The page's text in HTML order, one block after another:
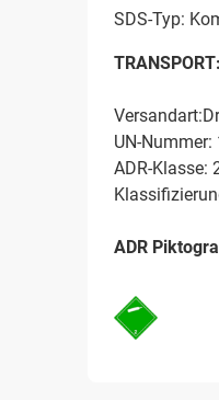
SDS-Typ:
TRANSPORT:
UN-Nummer:
ADR-Klasse:
ADR